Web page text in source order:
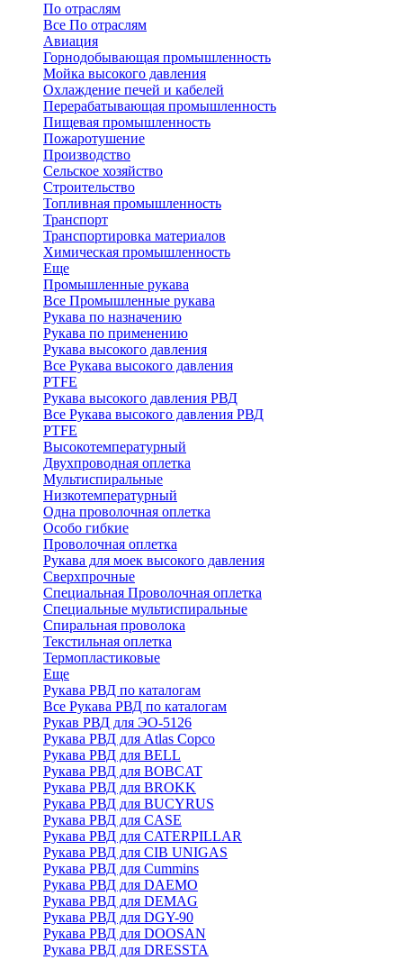
По отраслям
Все По отраслям
Авиация
Горнодобывающая промышленность
Мойка высокого давления
Охлаждение печей и кабелей
Перерабатывающая промышленность
Пищевая промышленность
Пожаротушение
Производство
Сельское хозяйство
Строительство
Топливная промышленность
Транспорт
Транспортировка материалов
Химическая промышленность
Еще
Промышленные рукава
Все Промышленные рукава
Рукава по назначению
Рукава по применению
Рукава высокого давления
Все Рукава высокого давления
PTFE
Рукава высокого давления РВД
Все Рукава высокого давления РВД
PTFE
Высокотемпературный
Двухпроводная оплетка
Мультиспиральные
Низкотемпературный
Одна проволочная оплетка
Особо гибкие
Проволочная оплетка
Рукава для моек высокого давления
Сверхпрочные
Специальная Проволочная оплетка
Специальные мультиспиральные
Спиральная проволока
Текстильная оплетка
Термопластиковые
Еще
Рукава РВД по каталогам
Все Рукава РВД по каталогам
Рукав РВД для ЭО-5126
Рукава РВД для Atlas Copco
Рукава РВД для BELL
Рукава РВД для BOBCAT
Рукава РВД для BROKK
Рукава РВД для BUCYRUS
Рукава РВД для CASE
Рукава РВД для CATERPILLAR
Рукава РВД для CIB UNIGAS
Рукава РВД для Cummins
Рукава РВД для DAEMO
Рукава РВД для DEMAG
Рукава РВД для DGY-90
Рукава РВД для DOOSAN
Рукава РВД для DRESSTA